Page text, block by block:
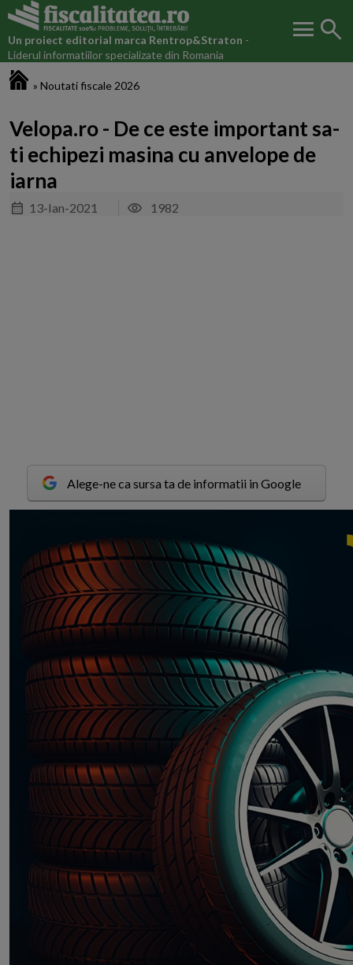
Un proiect editorial marca Rentrop&Straton -
Liderul informatiilor specializate din Romania
menu search
» Noutati fiscale 2026
Velopa.ro - De ce este important sa-
ti echipezi masina cu anvelope de
iarna
13-Ian-2021 1982
Alege-ne ca sursa ta de informatii in Google